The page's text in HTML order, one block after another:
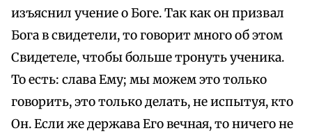
изъяснил учение о Боге. Так как он призвал
Бога в свидетели, то говорит много об этом
Свидетеле, чтобы больше тронуть ученика.
То есть: слава Ему; мы можем это только
говорить, это только делать, не испытуя, кто
Он. Если же держава Его вечная, то ничего не